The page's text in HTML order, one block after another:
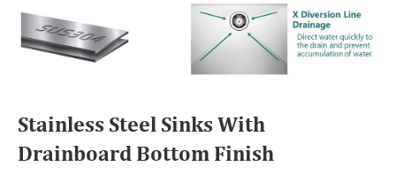
Stainless Steel Sinks With
Drainboard Bottom Finish